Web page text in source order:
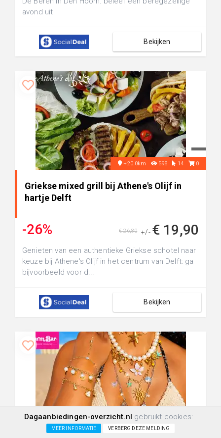
avond uit
Bekijken
+20.0km 598 14 0
Griekse mixed grill bij Athene's Olijf in
hartje Delft
-26% +/- € 19,90
€ 26,80
Genieten van een authentieke Griekse schotel naar
keuze bij Athene's Olijf in het centrum van Delft: ga
bijvoorbeeld voor d...
Bekijken
Dagaanbiedingen-overzicht.nl gebruikt cookies:
MEER INFORMATIE VERBERG DEZE MELDING